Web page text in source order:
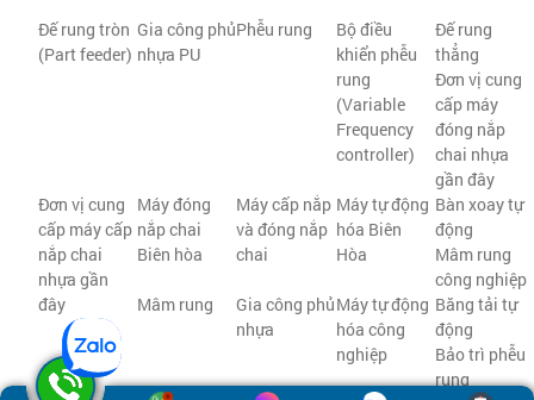
Đế rung tròn
(Part feeder)
Gia công phủ
nhựa PU
Phễu rung
Bộ điều
khiển phễu
rung
(Variable
Frequency
controller)
Đế rung
thẳng
Đơn vị cung
cấp máy
đóng nắp
chai nhựa
gần đây
Đơn vị cung
cấp máy cấp
nắp chai
nhựa gần
đây
Máy đóng
nắp chai
Biên hòa
Máy cấp nắp
và đóng nắp
chai
Máy tự động
hóa Biên
Hòa
Bàn xoay tự
động
Mâm rung
công nghiệp
Mâm rung
Gia công phủ
nhựa
Máy tự động
hóa công
nghiệp
Băng tải tự
động
Bảo trì phễu
rung